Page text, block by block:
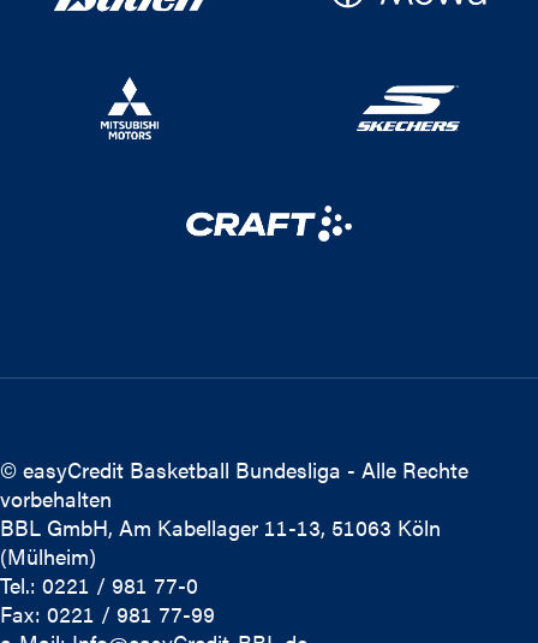
© easyCredit Basketball Bundesliga - Alle Rechte
vorbehalten
BBL GmbH, Am Kabellager 11-13, 51063 Köln
(Mülheim)
Tel.: 0221 / 981 77-0
Fax: 0221 / 981 77-99